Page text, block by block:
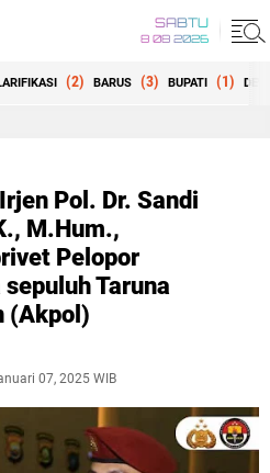
SABTU
8 08 2026
(2) BARUS (3) BUPATI (1)
Pol. Dr. Sandi
M.Hum.,
Pelopor
Taruna
(Akpol)
07, 2025 WIB